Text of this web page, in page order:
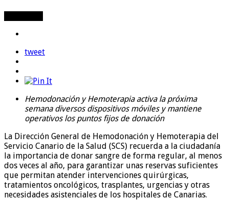
tweet
Hemodonación y Hemoterapia activa la próxima
semana diversos dispositivos móviles y mantiene
operativos los puntos fijos de donación
La Dirección General de Hemodonación y Hemoterapia del
Servicio Canario de la Salud (SCS) recuerda a la ciudadanía
la importancia de donar sangre de forma regular, al menos
dos veces al año, para garantizar unas reservas suficientes
que permitan atender intervenciones quirúrgicas,
tratamientos oncológicos, trasplantes, urgencias y otras
necesidades asistenciales de los hospitales de Canarias.